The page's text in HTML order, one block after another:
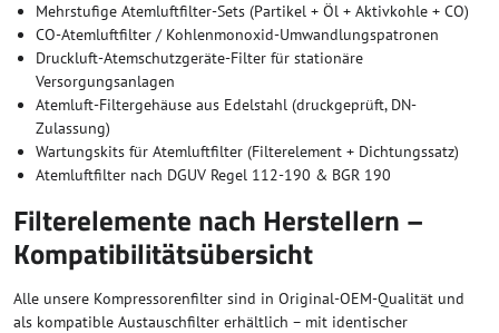
Mehrstufige Atemluftfilter-Sets (Partikel + Öl + Aktivkohle + CO)
CO-Atemluftfilter / Kohlenmonoxid-Umwandlungspatronen
Druckluft-Atemschutzgeräte-Filter für stationäre
Versorgungsanlagen
Atemluft-Filtergehäuse aus Edelstahl (druckgeprüft, DN-
Zulassung)
Wartungskits für Atemluftfilter (Filterelement + Dichtungssatz)
Atemluftfilter nach DGUV Regel 112-190 & BGR 190
Filterelemente nach Herstellern –
Kompatibilitätsübersicht
Alle unsere Kompressorenfilter sind in Original-OEM-Qualität und
als kompatible Austauschfilter erhältlich – mit identischer